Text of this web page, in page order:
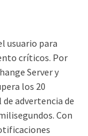
usuario para
críticos. Por
Server y
los 20
advertencia de
Con